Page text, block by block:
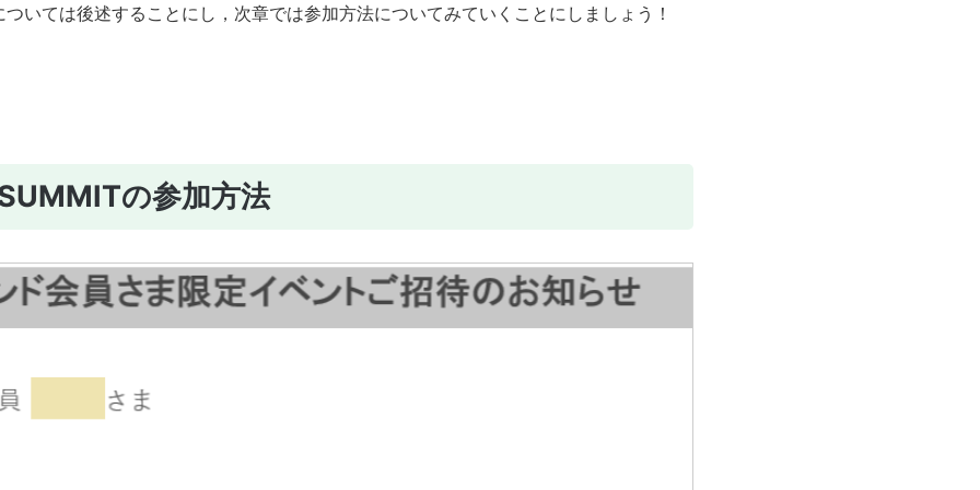
いては後述することにし，次章では参加方法についてみていくことにしましょう！
の参加方法